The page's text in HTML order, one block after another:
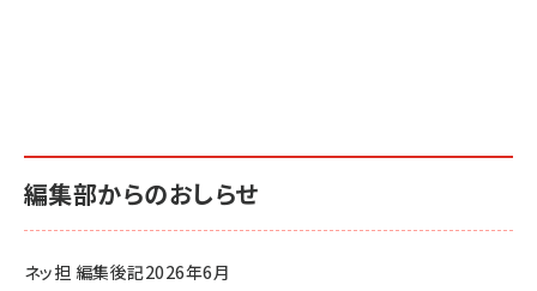
編集部からのおしらせ
ネッ担 編集後記2026年6月